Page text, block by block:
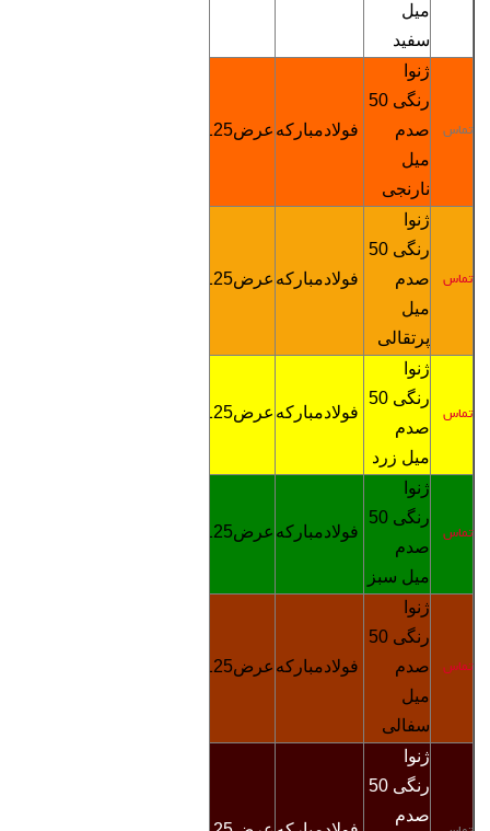
میل
سفید
تماس
ژنوا
رنگی 50
صدم
میل
نارنجی
فولادمبارکه عرض125
تماس
ژنوا
رنگی 50
صدم
میل
پرتقالی
فولادمبارکه عرض125
تماس
ژنوا
رنگی 50
صدم
میل زرد
فولادمبارکه عرض125
تماس
ژنوا
رنگی 50
صدم
میل سبز
فولادمبارکه عرض125
تماس
ژنوا
رنگی 50
صدم
میل
سفالی
فولادمبارکه عرض125
ژنوا
رنگی 50
صدم